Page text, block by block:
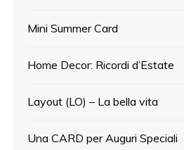
Mini Summer Card
Home Decor: Ricordi d’Estate
Layout (LO) – La bella vita
Una CARD per Auguri Speciali